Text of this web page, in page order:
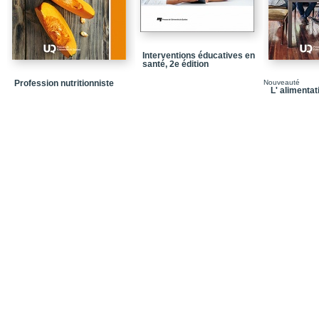
Chapitre 12 -
milieu de travail
Chapitre 13 -
peronnes avec un
Profession nutritionniste
Interventions éducatives en
santé, 2e édition
Nouveauté
L'